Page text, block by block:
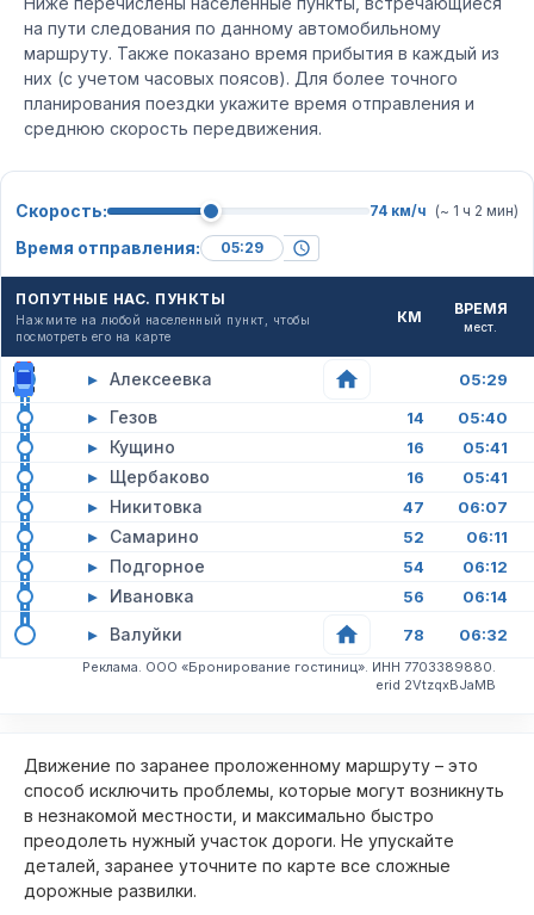
на пути следования по данному автомобильному
маршруту. Также показано время прибытия в каждый из
них (с учетом часовых поясов). Для более точного
планирования поездки укажите время отправления и
среднюю скорость передвижения.
Скорость: 74 км/ч (~ 1 ч 2 мин)
Время отправления:
ПОПУТНЫЕ НАС. ПУНКТЫ
Нажмите на любой населенный пункт, чтобы
посмотреть его на карте
КМ ВРЕМЯ
мест.
▸ Алексеевка 05:29
▸ Гезов 14 05:40
▸ Кущино 16 05:41
▸ Щербаково 16 05:41
▸ Никитовка 47 06:07
▸ Самарино 52 06:11
▸ Подгорное 54 06:12
▸ Ивановка 56 06:14
▸ Валуйки 78 06:32
Реклама. ООО «Бронирование гостиниц». ИНН 7703389880.
erid 2VtzqxBJaMB
Движение по заранее проложенному маршруту – это
способ исключить проблемы, которые могут возникнуть
в незнакомой местности, и максимально быстро
преодолеть нужный участок дороги. Не упускайте
деталей, заранее уточните по карте все сложные
дорожные развилки.